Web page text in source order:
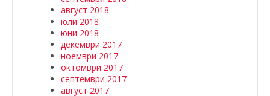
август 2018
юли 2018
юни 2018
декември 2017
ноември 2017
октомври 2017
септември 2017
август 2017